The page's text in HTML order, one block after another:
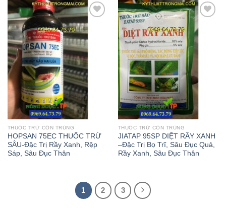
Add to
wishlist
THUỐC TRỪ CÔN TRÙNG
HOPSAN 75EC THUỐC TRỪ
SÂU-Đặc Trị Rầy Xanh, Rệp
Sáp, Sâu Đục Thân
wishlist
THUỐC TRỪ CÔN TRÙNG
JIATAP 95SP DIỆT RẦY XANH
–Đặc Trị Bọ Trĩ, Sâu Đục Quả,
Rầy Xanh, Sâu Đục Thân
1 2 3